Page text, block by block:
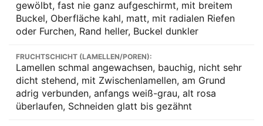
gewölbt, fast nie ganz aufgeschirmt, mit breitem
Buckel, Oberfläche kahl, matt, mit radialen Riefen
oder Furchen, Rand heller, Buckel dunkler
FRUCHTSCHICHT (LAMELLEN/POREN):
Lamellen schmal angewachsen, bauchig, nicht sehr
dicht stehend, mit Zwischenlamellen, am Grund
adrig verbunden, anfangs weiß-grau, alt rosa
überlaufen, Schneiden glatt bis gezähnt